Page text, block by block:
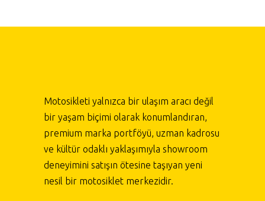
Motosikleti yalnızca bir ulaşım aracı değil
bir yaşam biçimi olarak konumlandıran,
premium marka portföyü, uzman kadrosu
ve kültür odaklı yaklaşımıyla showroom
deneyimini satışın ötesine taşıyan yeni
nesil bir motosiklet merkezidir.